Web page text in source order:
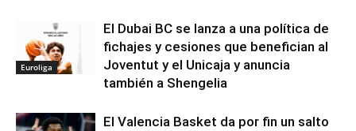
Euroliga
El Dubai BC se lanza a una política de
fichajes y cesiones que benefician al
Joventut y el Unicaja y anuncia
también a Shengelia
El Valencia Basket da por fin un salto